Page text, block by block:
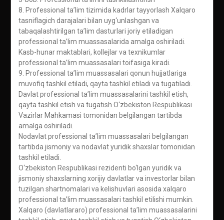
8. Professional ta’lim tizimida kadrlar tayyorlash Xalqaro
tasniflagich darajalari bilan uyg‘unlashgan va
tabaqalashtirilgan ta’lim dasturlari joriy etiladigan
professional ta’lim muassasalarida amalga oshiriladi.
Kasb-hunar maktablari, kollejlar va texnikumlar
professional ta’lim muassasalari toifasiga kiradi.
9. Professional ta’lim muassasalari qonun hujjatlariga
muvofiq tashkil etiladi, qayta tashkil etiladi va tugatiladi.
Davlat professional ta’lim muassasalarini tashkil etish,
qayta tashkil etish va tugatish O‘zbekiston Respublikasi
Vazirlar Mahkamasi tomonidan belgilangan tartibda
amalga oshiriladi.
Nodavlat professional ta’lim muassasalari belgilangan
tartibda jismoniy va nodavlat yuridik shaxslar tomonidan
tashkil etiladi.
O‘zbekiston Respublikasi rezidenti bo‘lgan yuridik va
jismoniy shaxslarning xorijiy davlatlar va investorlar bilan
tuzilgan shartnomalari va kelishuvlari asosida xalqaro
professional ta’lim muassasalari tashkil etilishi mumkin.
Xalqaro (davlatlararo) professional ta’lim muassasalarini